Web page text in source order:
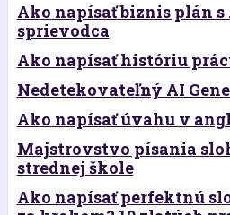
Ako napísať biznis plán
sprievodca
Ako napísať históriu
Nedetekovateľný AI
Ako napísať úvahu v
Majstrovstvo písania
strednej škole
Ako napísať perfektnú